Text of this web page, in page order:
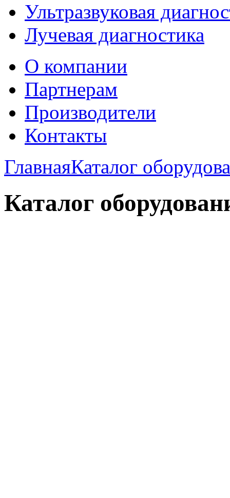
Ультразвуковая
Лучевая диагностика
О компании
Партнерам
Производители
Контакты
ГлавнаяКаталог
Каталог